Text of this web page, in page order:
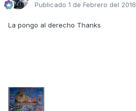
Publicado 1 de Febrero del 2016
La pongo al derecho Thanks